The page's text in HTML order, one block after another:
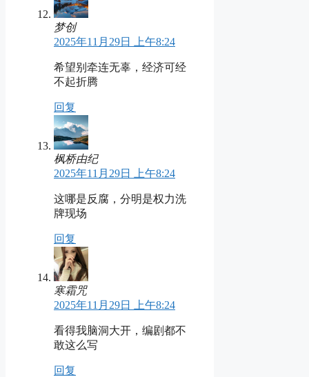
梦创
2025年11月29日 上午8:24
希望别牵连无辜，经济可经
不起折腾
回复
枫桥由纪
2025年11月29日 上午8:24
这哪是反腐，分明是权力洗
牌现场
回复
寒霜咒
2025年11月29日 上午8:24
看得我脑洞大开，编剧都不
敢这么写
回复